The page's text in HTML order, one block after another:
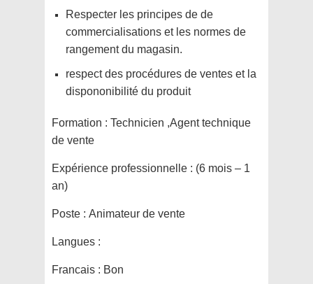
Respecter les principes de de
commercialisations et les normes de
rangement du magasin.
respect des procédures de ventes et la
dispononibilité du produit
Formation : Technicien ,Agent technique
de vente
Expérience professionnelle : (6 mois – 1
an)
Poste : Animateur de vente
Langues :
Francais : Bon